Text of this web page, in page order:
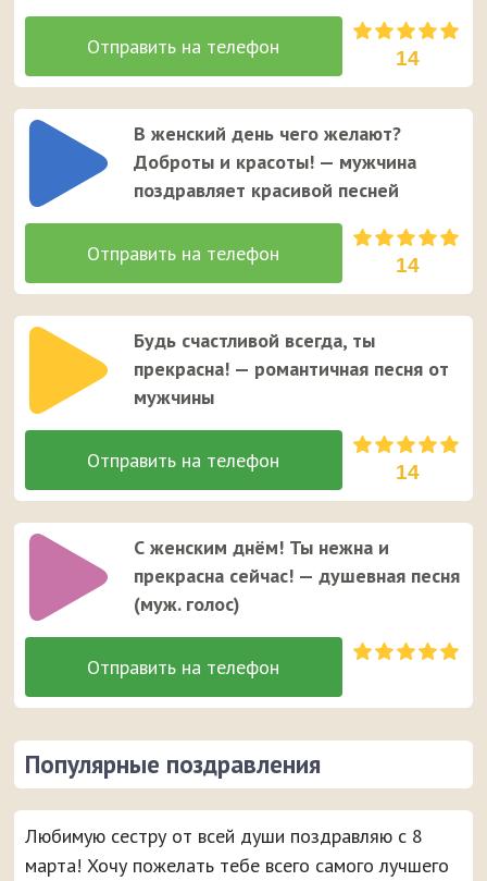
14
В женский день чего желают?
Доброты и красоты! — мужчина
поздравляет красивой песней
14
Будь счастливой всегда, ты
прекрасна! — романтичная песня от
мужчины
14
С женским днём! Ты нежна и
прекрасна сейчас! — душевная песня
(муж. голос)
Популярные поздравления
Любимую сестру от всей души поздравляю с 8
марта! Хочу пожелать тебе всего самого лучшего